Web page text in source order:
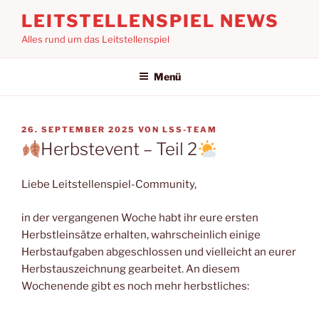
Inhalt
springen
LEITSTELLENSPIEL NEWS
Alles rund um das Leitstellenspiel
Menü
VERÖFFENTLICHT
AM
26. SEPTEMBER 2025 VON LSS-TEAM
Herbstevent – Teil 2
Liebe Leitstellenspiel-Community,
in der vergangenen Woche habt ihr eure ersten
Herbstleinsätze erhalten, wahrscheinlich einige
Herbstaufgaben abgeschlossen und vielleicht an eurer
Herbstauszeichnung gearbeitet. An diesem
Wochenende gibt es noch mehr herbstliches: